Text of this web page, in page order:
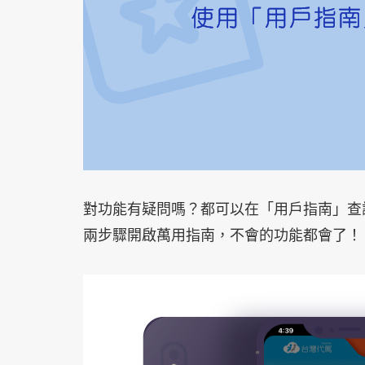
對功能有疑問嗎？都可以在「用戶指南」查
兩步驟開啟萬用指南，不會的功能都會了！